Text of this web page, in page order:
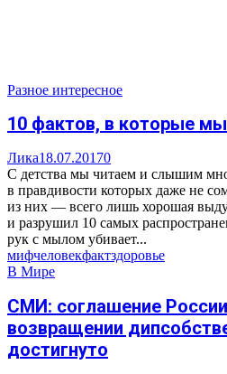
Разное интересное
10 фактов, в которые
Лика18.07.20170
С детства мы читаем и слышим
в правдивости которых даже не
из них — всего лишь хорошая
и разрушил 10 самых
рук с мылом убивает...
мифчеловекфактздоровье
В Мире
СМИ: соглашение
возвращении
достигнуто